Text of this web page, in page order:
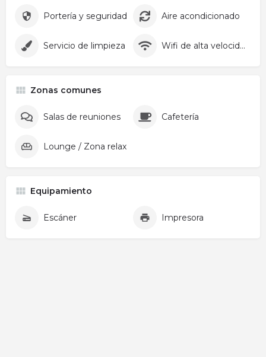
Portería y seguridad Aire acondicionado
Servicio de limpieza Wifi de alta velocidad
Zonas comunes
Salas de reuniones Cafetería
Lounge / Zona relax
Equipamiento
Escáner Impresora